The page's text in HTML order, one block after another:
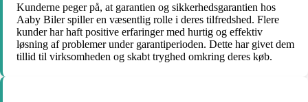
Kunderne peger på, at garantien og sikkerhedsgarantien hos
Aaby Biler spiller en væsentlig rolle i deres tilfredshed. Flere
kunder har haft positive erfaringer med hurtig og effektiv
løsning af problemer under garantiperioden. Dette har givet dem
tillid til virksomheden og skabt tryghed omkring deres køb.